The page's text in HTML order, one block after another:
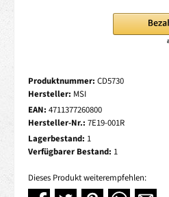
Produktnummer: CD5730
Hersteller: MSI
EAN: 4711377260800
Hersteller-Nr.: 7E19-001R
Lagerbestand: 1
Verfügbarer Bestand: 1
Dieses Produkt weiterempfehlen: